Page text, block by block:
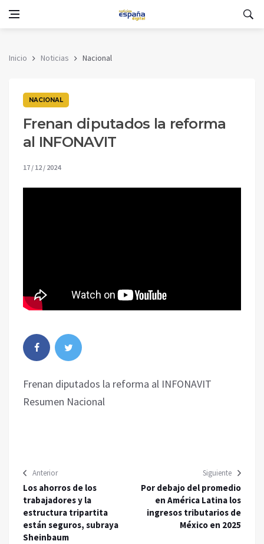
Inicio Noticias Nacional
NACIONAL
Frenan diputados la reforma
al INFONAVIT
17 / 12 / 2024
Frenan diputados la reforma al INFONAVIT
Resumen Nacional
Anterior
Los ahorros de los
trabajadores y la
estructura tripartita
están seguros, subraya
Sheinbaum
Siguiente
Por debajo del promedio
en América Latina los
ingresos tributarios de
México en 2025